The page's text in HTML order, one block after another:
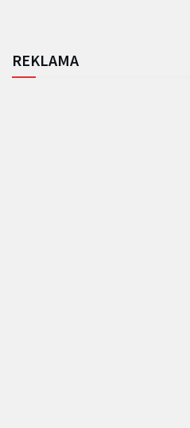
REKLAMA